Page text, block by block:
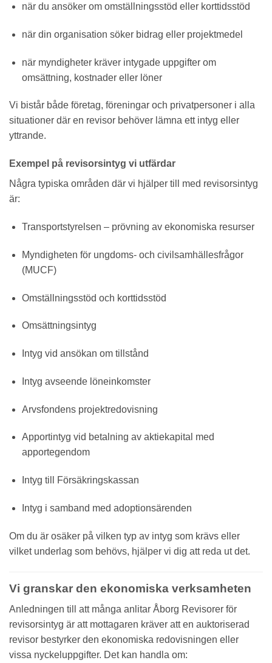
när du ansöker om omställningsstöd eller korttidsstöd
när din organisation söker bidrag eller projektmedel
när myndigheter kräver intygade uppgifter om
omsättning, kostnader eller löner
Vi bistår både företag, föreningar och privatpersoner i alla
situationer där en revisor behöver lämna ett intyg eller
yttrande.
Exempel på revisorsintyg vi utfärdar
Några typiska områden där vi hjälper till med revisorsintyg
är:
Transportstyrelsen – prövning av ekonomiska resurser
Myndigheten för ungdoms- och civilsamhällesfrågor
(MUCF)
Omställningsstöd och korttidsstöd
Omsättningsintyg
Intyg vid ansökan om tillstånd
Intyg avseende löneinkomster
Arvsfondens projektredovisning
Apportintyg vid betalning av aktiekapital med
apportegendom
Intyg till Försäkringskassan
Intyg i samband med adoptionsärenden
Om du är osäker på vilken typ av intyg som krävs eller
vilket underlag som behövs, hjälper vi dig att reda ut det.
Vi granskar den ekonomiska verksamheten
Anledningen till att många anlitar Åborg Revisorer för
revisorsintyg är att mottagaren kräver att en auktoriserad
revisor bestyrker den ekonomiska redovisningen eller
vissa nyckeluppgifter. Det kan handla om: